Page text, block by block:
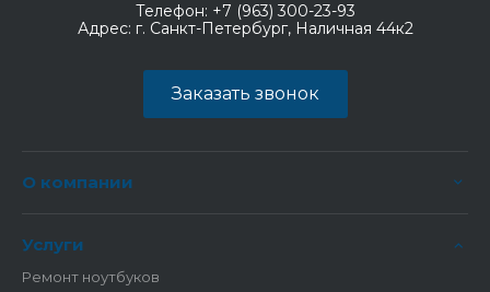
Телефон: +7 (963) 300-23-93
Адрес: г. Санкт-Петербург, Наличная 44к2
Заказать звонок
О компании
Услуги
Ремонт ноутбуков